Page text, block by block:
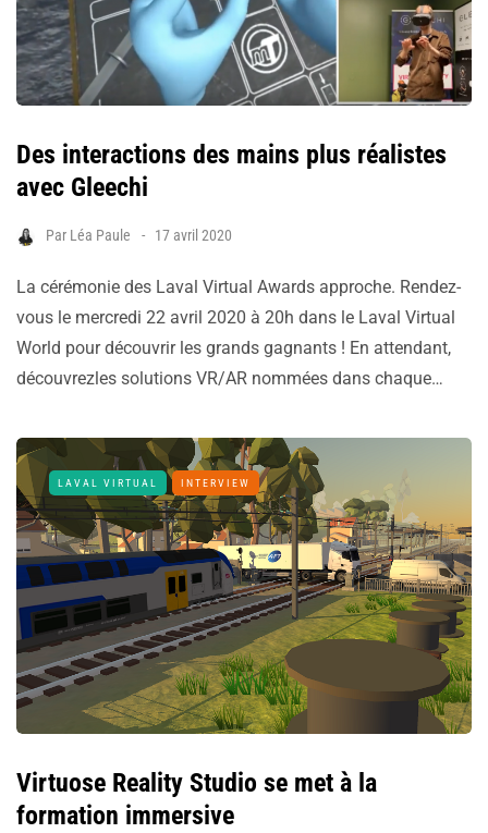
Des interactions des mains plus réalistes
avec Gleechi
Par Léa Paule 17 avril 2020
La cérémonie des Laval Virtual Awards approche. Rendez-
vous le mercredi 22 avril 2020 à 20h dans le Laval Virtual
World pour découvrir les grands gagnants ! En attendant,
découvrezles solutions VR/AR nommées dans chaque…
LAVAL VIRTUAL INTERVIEW
Virtuose Reality Studio se met à la
formation immersive